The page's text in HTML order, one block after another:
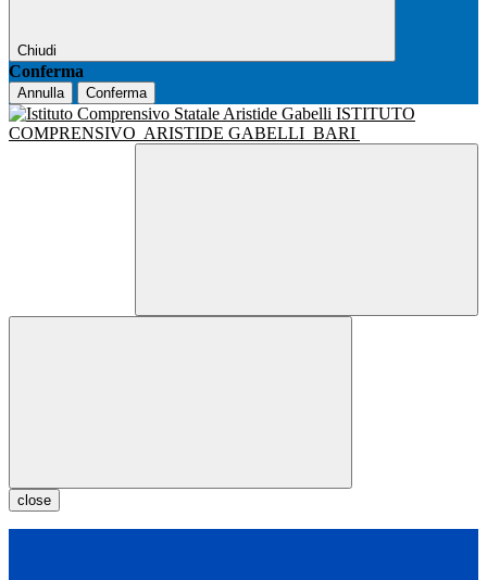
Chiudi
Conferma
Annulla Conferma
ISTITUTO
COMPRENSIVO ARISTIDE GABELLI BARI
close